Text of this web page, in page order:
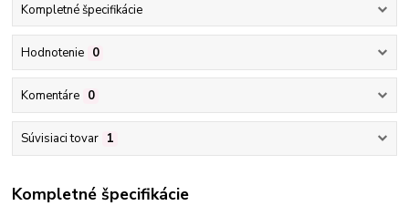
Kompletné špecifikácie
Hodnotenie 0
Komentáre 0
Súvisiaci tovar 1
Kompletné špecifikácie